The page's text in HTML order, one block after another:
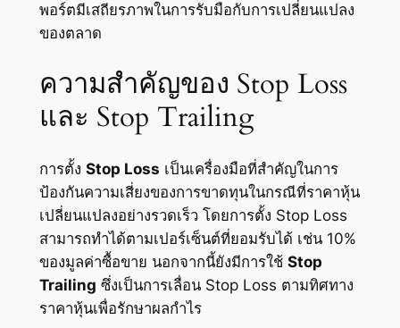
พอร์ตมีเสถียรภาพในการรับมือกับการเปลี่ยนแปลง
ของตลาด
ความสำคัญของ Stop Loss
และ Stop Trailing
การตั้ง Stop Loss เป็นเครื่องมือที่สำคัญในการ
ป้องกันความเสี่ยงของการขาดทุนในกรณีที่ราคาหุ้น
เปลี่ยนแปลงอย่างรวดเร็ว โดยการตั้ง Stop Loss
สามารถทำได้ตามเปอร์เซ็นต์ที่ยอมรับได้ เช่น 10%
ของมูลค่าซื้อขาย นอกจากนี้ยังมีการใช้ Stop
Trailing ซึ่งเป็นการเลื่อน Stop Loss ตามทิศทาง
ราคาหุ้นเพื่อรักษาผลกำไร